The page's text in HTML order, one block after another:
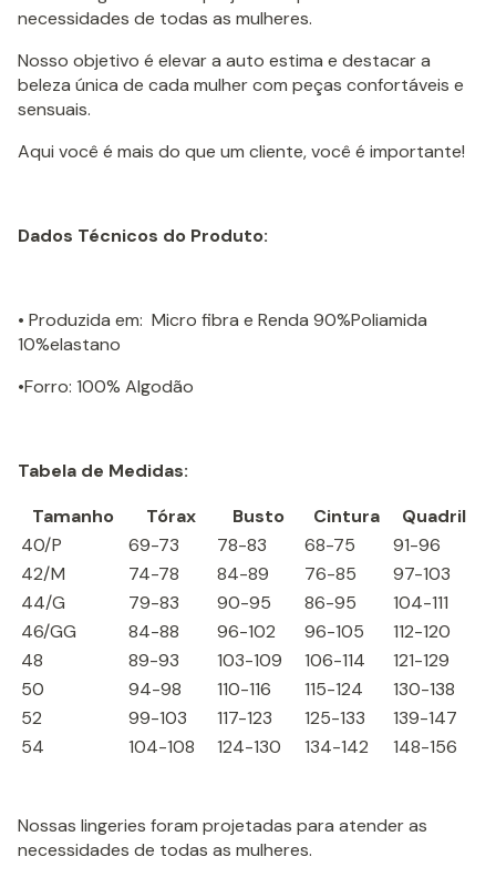
necessidades de todas as mulheres.
Nosso objetivo é elevar a auto estima e destacar a
beleza única de cada mulher com peças confortáveis e
sensuais.
Aqui você é mais do que um cliente, você é importante!
Dados Técnicos do Produto:
• Produzida em: Micro fibra e Renda 90%Poliamida
10%elastano
•Forro: 100% Algodão
Tabela de Medidas:
Tamanho
Tórax Busto Cintura
Quadril
40/P
69-73 78-83 68-75
91-96
42/M
74-78 84-89 76-85
97-103
44/G
79-83 90-95 86-95
104-111
46/GG
84-88 96-102 96-105
112-120
48
89-93 103-109 106-114
121-129
50
94-98 110-116 115-124
130-138
52
99-103 117-123 125-133
139-147
54
104-108 124-130 134-142 148-156
Nossas lingeries foram projetadas para atender as
necessidades de todas as mulheres.